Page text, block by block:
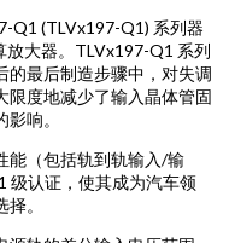
Q1 (TLVx197-Q1) 系列器
大器。TLVx197-Q1 系列
的最后制造步骤中，对失调
限度地减少了输入晶体管固
响。
能（包括轨到轨输入/输
级认证，使其成为汽车领
。